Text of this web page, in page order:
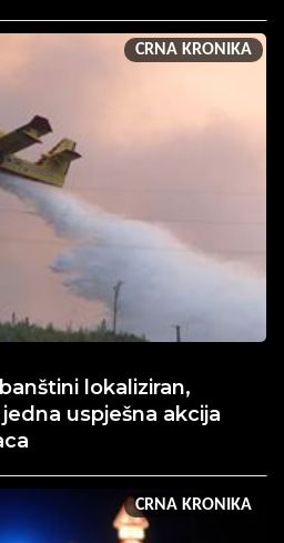
CRNA KRONIKA
lokaliziran,
uspješna akcija
CRNA KRONIKA